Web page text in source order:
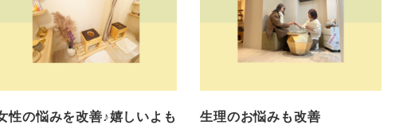
性の悩みを改善♪嬉しいよも
生理のお悩みも改善